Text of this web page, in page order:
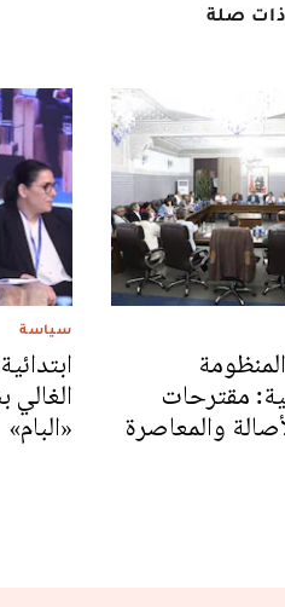
صلة
مقترحات
والمعاصرة
سياسة
الغالي
«البام»